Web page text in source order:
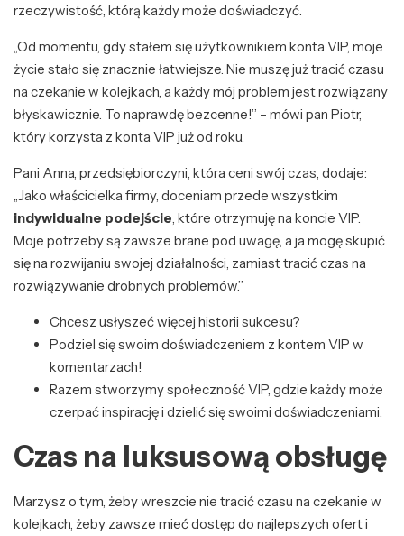
rzeczywistość, którą każdy może doświadczyć.
„Od momentu, gdy stałem się użytkownikiem konta VIP, moje
życie stało się znacznie łatwiejsze. Nie muszę już tracić czasu
na czekanie w kolejkach, a każdy mój problem jest rozwiązany
błyskawicznie. To naprawdę bezcenne!” – mówi pan Piotr,
który korzysta z konta VIP już od roku.
Pani Anna, przedsiębiorczyni, która ceni swój czas, dodaje:
„Jako właścicielka firmy, doceniam przede wszystkim
indywidualne podejście, które otrzymuję na koncie VIP.
Moje potrzeby są zawsze brane pod uwagę, a ja mogę skupić
się na rozwijaniu swojej działalności, zamiast tracić czas na
rozwiązywanie drobnych problemów.”
Chcesz usłyszeć więcej historii sukcesu?
Podziel się swoim doświadczeniem z kontem VIP w
komentarzach!
Razem stworzymy społeczność VIP, gdzie każdy może
czerpać inspirację i dzielić się swoimi doświadczeniami.
Czas na luksusową obsługę
Marzysz o tym, żeby wreszcie nie tracić czasu na czekanie w
kolejkach, żeby zawsze mieć dostęp do najlepszych ofert i